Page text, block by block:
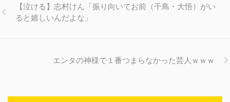
【泣ける】志村けん「振り向いてお前（千鳥・大悟）がい
ると嬉しいんだよな」
エンタの神様で１番つまらなかった芸人ｗｗｗ